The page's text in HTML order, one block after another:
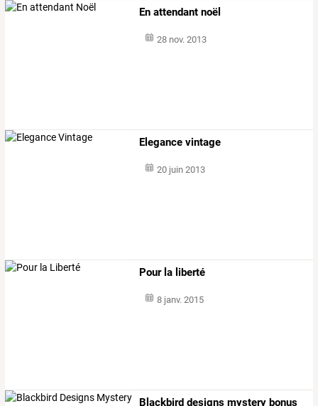
En attendant noël
28 nov. 2013
Elegance vintage
20 juin 2013
Pour la liberté
8 janv. 2015
Blackbird designs mystery bonus